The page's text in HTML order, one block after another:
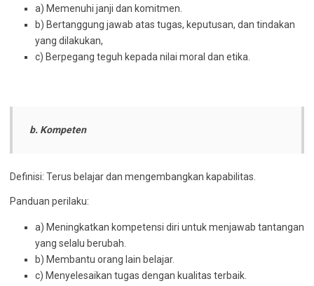
a) Memenuhi janji dan komitmen.
b) Bertanggung jawab atas tugas, keputusan, dan tindakan
yang dilakukan,
c) Berpegang teguh kepada nilai moral dan etika.
b. Kompeten
Definisi: Terus belajar dan mengembangkan kapabilitas.
Panduan perilaku:
a) Meningkatkan kompetensi diri untuk menjawab tantangan
yang selalu berubah.
b) Membantu orang lain belajar.
c) Menyelesaikan tugas dengan kualitas terbaik.